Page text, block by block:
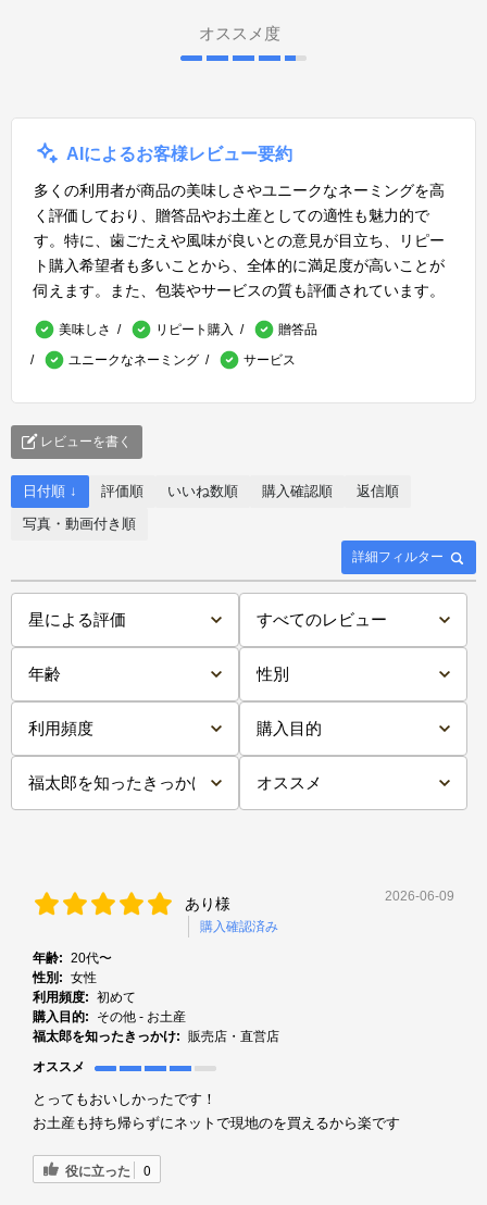
オススメ度
AIによるお客様レビュー要約
多くの利用者が商品の美味しさやユニークなネーミングを高
く評価しており、贈答品やお土産としての適性も魅力的で
す。特に、歯ごたえや風味が良いとの意見が目立ち、リピー
ト購入希望者も多いことから、全体的に満足度が高いことが
伺えます。また、包装やサービスの質も評価されています。
美味しさ リピート購入
贈答品
ユニークなネーミング
サービス
レビューを書く
詳細フィルター
日付順 ↓ 評価順 いいね数順 購入確認順
返信順
写真・動画付き順
あり様
購入確認済み
2026-06-09
年齢: 20代〜
性別: 女性
利用頻度: 初めて
購入目的:
その他 - お土産
福太郎を知ったきっかけ: 販売店・直営店
オススメ
とってもおいしかったです！
お土産も持ち帰らずにネットで現地のを買えるから楽です
役に立った 0